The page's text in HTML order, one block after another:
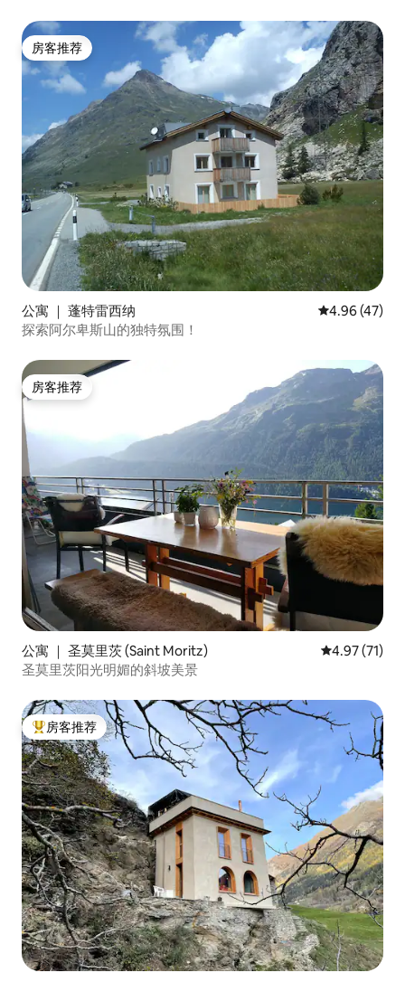
房客推荐
房客推荐
公寓 ｜ 蓬特雷西纳 平均评分
4.96 (47)
探索阿尔卑斯山的独特氛围！
房客推荐
房客推荐
公寓 ｜ 圣莫里茨 (Saint Moritz) 平均评分
4.97 (71)
圣莫里茨阳光明媚的斜坡美景
热门「房客推荐」
房客推荐